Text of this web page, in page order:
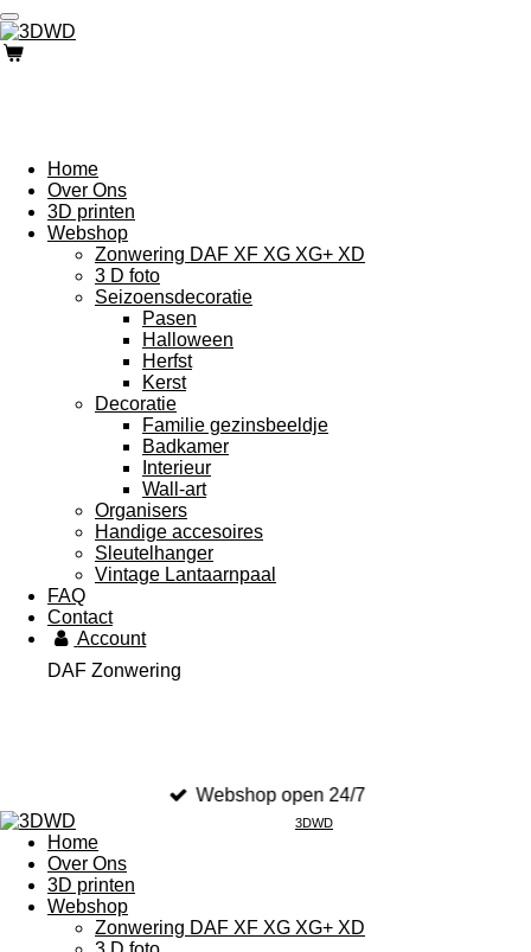
Ga
direct
naar
Home
Over Ons
3D printen
Webshop
Zonwering DAF XF XG XG+ XD
3 D foto
Seizoensdecoratie
Pasen
Halloween
Herfst
Kerst
Decoratie
Familie gezinsbeeldje
Badkamer
Interieur
Wall-art
Organisers
Handige accesoires
Sleutelhanger
Vintage Lantaarnpaal
FAQ
Contact
Account
DAF Zonwering
Webshop open 24/7
3DWD
Home
Over Ons
3D printen
Webshop
Zonwering DAF XF XG XG+ XD